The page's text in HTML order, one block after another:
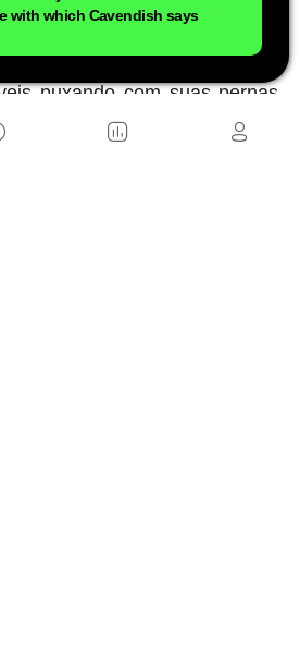
sua inocência. O que está
de qualquer consideração
puxando com suas pernas
eram verdadeiros titãs.
with which Cavendish says